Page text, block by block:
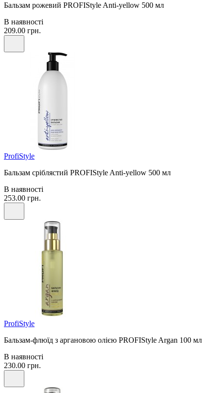
Бальзам рожевий PROFIStyle Anti-yellow 500 мл
В наявності
209.00 грн.
ProfiStyle
Бальзам сріблястий PROFIStyle Anti-yellow 500 мл
В наявності
253.00 грн.
ProfiStyle
Бальзам-флюїд з аргановою олією PROFIStyle Argan 100 мл
В наявності
230.00 грн.